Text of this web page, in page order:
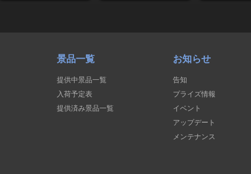
景品一覧
提供中景品一覧
入荷予定表
提供済み景品一覧
お知らせ
告知
プライズ情報
イベント
アップデート
メンテナンス